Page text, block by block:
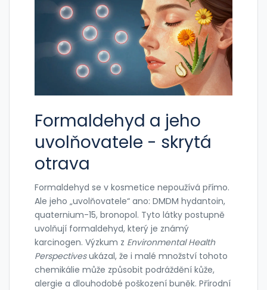
Formaldehyd a jeho
uvolňovatele - skrytá
otrava
Formaldehyd se v kosmetice nepoužívá přímo.
Ale jeho „uvolňovatele“ ano: DMDM hydantoin,
quaternium-15, bronopol. Tyto látky postupně
uvolňují formaldehyd, který je známý
karcinogen. Výzkum z Environmental Health
Perspectivesukázal, že i malé množství tohoto
chemikálie může způsobit podráždění kůže,
alergie a dlouhodobé poškození buněk. Přírodní